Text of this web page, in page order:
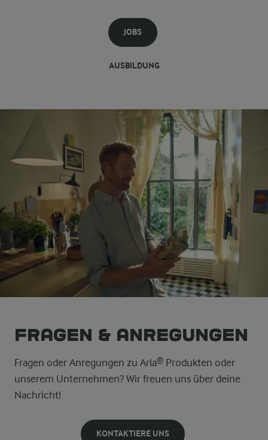
JOBS
AUSBILDUNG
Fragen & Anregungen
Fragen oder Anregungen zu Arla® Produkten oder
unserem Unternehmen? Wir freuen uns über deine
Nachricht!
KONTAKTIERE UNS